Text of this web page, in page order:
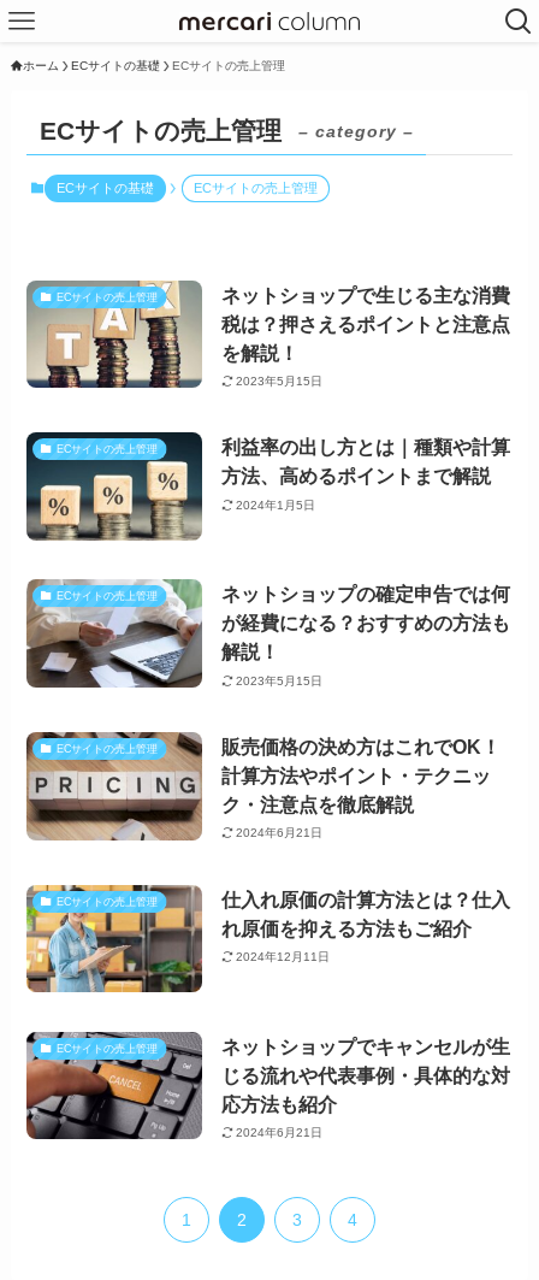
ホーム ECサイトの基礎 ECサイトの売上管理
ECサイトの売上管理 – category –
ECサイトの基礎 ECサイトの売上管理
ECサイトの売上管理
ネットショップで生じる主な消費
税は？押さえるポイントと注意点
を解説！
2023年5月15日
ECサイトの売上管理
利益率の出し方とは｜種類や計算
方法、高めるポイントまで解説
2024年1月5日
ECサイトの売上管理
ネットショップの確定申告では何
が経費になる？おすすめの方法も
解説！
2023年5月15日
ECサイトの売上管理
販売価格の決め方はこれでOK！
計算方法やポイント・テクニッ
ク・注意点を徹底解説
2024年6月21日
ECサイトの売上管理
仕入れ原価の計算方法とは？仕入
れ原価を抑える方法もご紹介
2024年12月11日
ECサイトの売上管理
ネットショップでキャンセルが生
じる流れや代表事例・具体的な対
応方法も紹介
2024年6月21日
1 2 3 4